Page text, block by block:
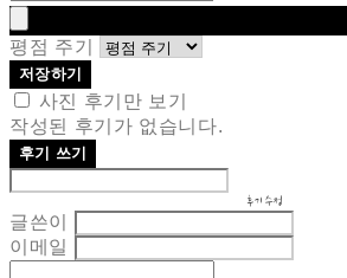
평점 주기
저장하기
사진 후기만 보기
작성된 후기가 없습니다.
후기 쓰기
후기 수정
글쓴이
이메일